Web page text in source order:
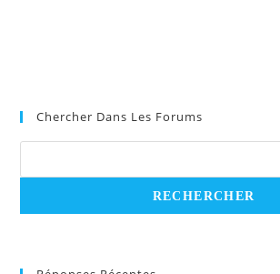
Chercher Dans Les Forums